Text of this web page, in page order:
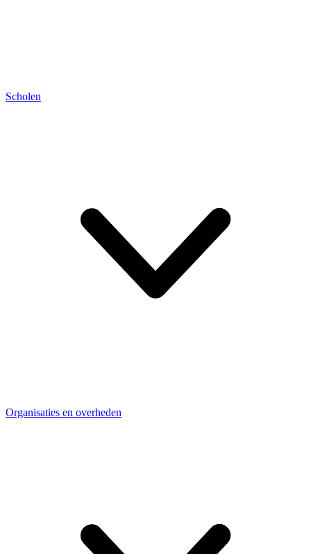
Scholen
Organisaties en overheden